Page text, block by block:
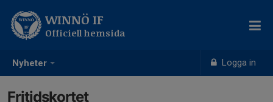
Nyheter Logga in
WINNÖ IF
Officiell hemsida
Fritidskortet